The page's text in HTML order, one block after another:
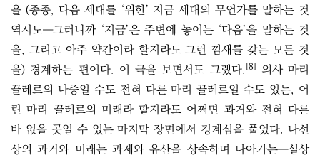
을 (종종, 다음 세대를 ‘위한’ 지금 세대의 무언가를 말하는 것
역시도―그러니까 ‘지금’은 주변에 놓이는 ‘다음’을 말하는 것
을, 그리고 아주 약간이라 할지라도 그런 낌새를 갖는 모든 것
을) 경계하는 편이다. 이 극을 보면서도 그랬다.[8] 의사 마리
끌레르의 나중일 수도 전혀 다른 마리 끌레르일 수도 있는, 어
린 마리 끌레르의 미래라 할지라도 어쩌면 과거와 전혀 다른
바 없을 곳일 수 있는 마지막 장면에서 경계심을 풀었다. 나선
상의 과거와 미래는 과제와 유산을 상속하며 나아가는―실상